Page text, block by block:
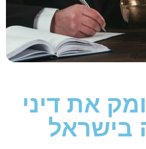
את דיני
בישראל